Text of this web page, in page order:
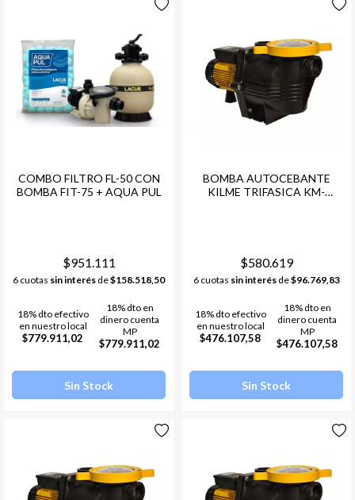
COMBO FILTRO FL-50 CON
BOMBA FIT-75 + AQUA PUL
$951.111
6 cuotas sin interés de$158.518,50
18% dto efectivo
en nuestro local
$779.911,02
18% dto en
dinero cuenta
MP
$779.911,02
Sin Stock
BOMBA AUTOCEBANTE
KILME TRIFASICA KM-
$580.619
6 cuotas sin interésde$96.769,83
18% dto efectivo
en nuestro local
$476.107,58
18% dto en
dinero cuenta
MP
$476.107,58
Sin Stock